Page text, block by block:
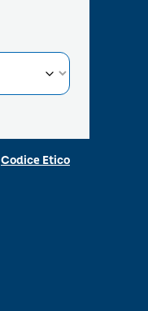
Codice Etico